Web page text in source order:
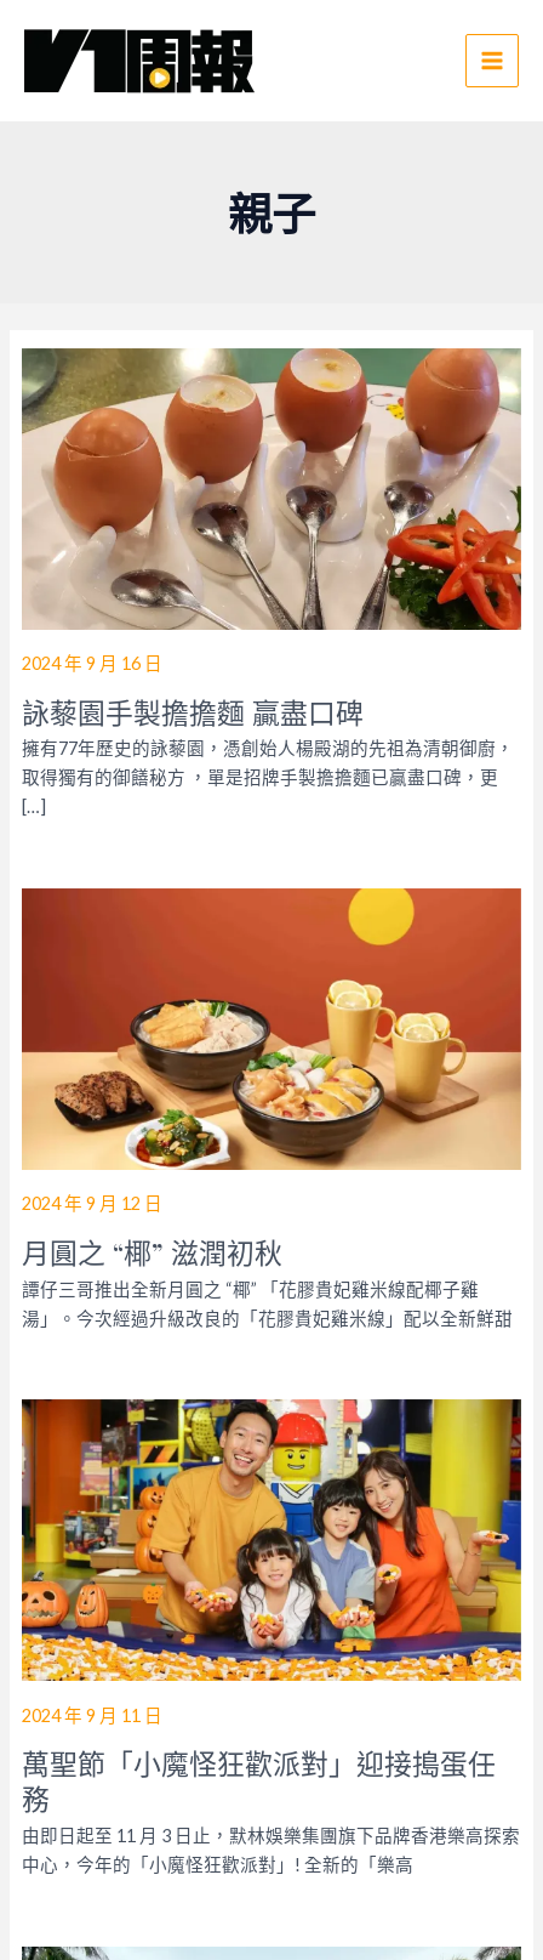
Main
親子
2024 年 9 月 16 日
詠藜園手製擔擔麵 贏盡口碑
擁有77年歷史的詠藜園，憑創始人楊殿湖的先祖為清朝御廚，
取得獨有的御饍秘方 ，單是招牌手製擔擔麵已贏盡口碑，更
[…]
2024 年 9 月 12 日
月圓之 “椰” 滋潤初秋
譚仔三哥推出全新月圓之 “椰” 「花膠貴妃雞米線配椰子雞
湯」。今次經過升級改良的「花膠貴妃雞米線」配以全新鮮甜
2024 年 9 月 11 日
萬聖節「小魔怪狂歡派對」迎接搗蛋任
務
由即日起至 11 月 3 日止，默林娛樂集團旗下品牌香港樂高探索
中心，今年的「小魔怪狂歡派對」! 全新的「樂高